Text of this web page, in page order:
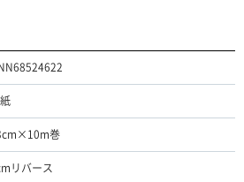
巻
リバース